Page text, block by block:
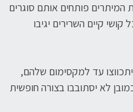
המיתרים פותחים אותם סוגרים
קיים השרירים יגיבו
עד למקסימום שלהם,
לא יסתובבו בצורה חופשית